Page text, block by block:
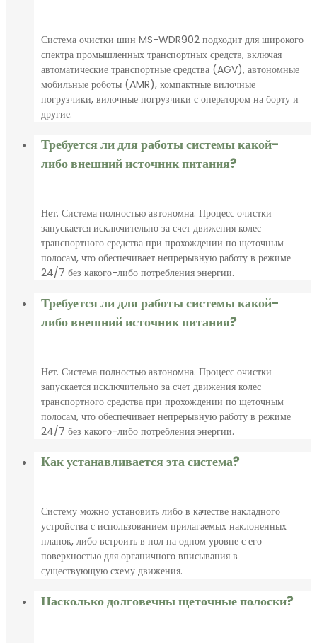
Система очистки шин MS-WDR902 подходит для широкого
спектра промышленных транспортных средств, включая
автоматические транспортные средства (AGV), автономные
мобильные роботы (AMR), компактные вилочные
погрузчики, вилочные погрузчики с оператором на борту и
другие.
Требуется ли для работы системы какой-
либо внешний источник питания?
Нет. Система полностью автономна. Процесс очистки
запускается исключительно за счет движения колес
транспортного средства при прохождении по щеточным
полосам, что обеспечивает непрерывную работу в режиме
24/7 без какого-либо потребления энергии.
Требуется ли для работы системы какой-
либо внешний источник питания?
Нет. Система полностью автономна. Процесс очистки
запускается исключительно за счет движения колес
транспортного средства при прохождении по щеточным
полосам, что обеспечивает непрерывную работу в режиме
24/7 без какого-либо потребления энергии.
Как устанавливается эта система?
Систему можно установить либо в качестве накладного
устройства с использованием прилагаемых наклоненных
планок, либо встроить в пол на одном уровне с его
поверхностью для органичного вписывания в
существующую схему движения.
Насколько долговечны щеточные полоски?